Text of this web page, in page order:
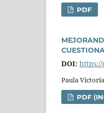
PDF
DOI: https://
Paula
PDF